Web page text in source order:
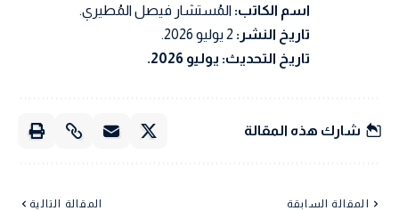
اسم الكاتب:المُستشار فيصل المُطيري.
تاريخ النشر: 2 يوليو 2026.
تاريخ التحديث: يوليو 2026.
شارك هذه المقالة
المقالة السابقة المقالة التالية